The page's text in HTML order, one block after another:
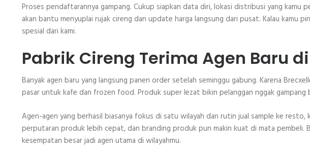
Proses pendaftarannya gampang. Cukup siapkan data diri, lokasi distribusi yang kamu
akan bantu menyuplai rujak cireng dan update harga langsung dari pusat. Kalau kamu
spesial dari kami.
Pabrik Cireng Terima Agen Baru
Banyak agen baru yang langsung panen order setelah seminggu gabung. Karena
pasar untuk kafe dan frozen food. Produk super lezat bikin pelanggan nggak
Agen-agen yang berhasil biasanya fokus di satu wilayah dan rutin jual sample ke
perputaran produk lebih cepat, dan branding produk pun makin kuat di mata pembeli.
kesempatan besar jadi agen utama di wilayahmu.